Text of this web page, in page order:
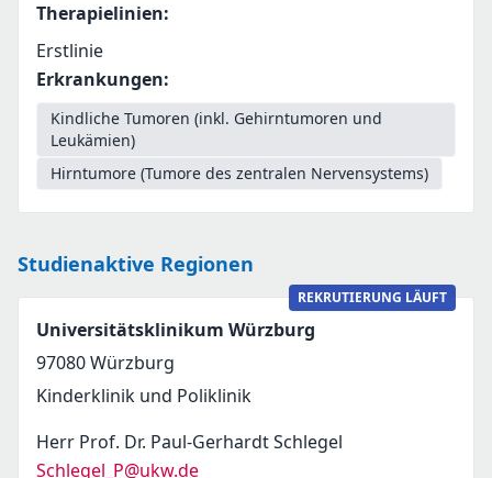
Therapielinien:
Erstlinie
Erkrankungen:
Kindliche Tumoren (inkl. Gehirntumoren und
Leukämien)
Hirntumore (Tumore des zentralen Nervensystems)
Studienaktive Regionen
REKRUTIERUNG LÄUFT
Universitätsklinikum Würzburg
97080Würzburg
Kinderklinik und Poliklinik
Herr Prof. Dr. Paul-Gerhardt Schlegel
Schlegel_P@ukw.de